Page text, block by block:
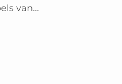
van...